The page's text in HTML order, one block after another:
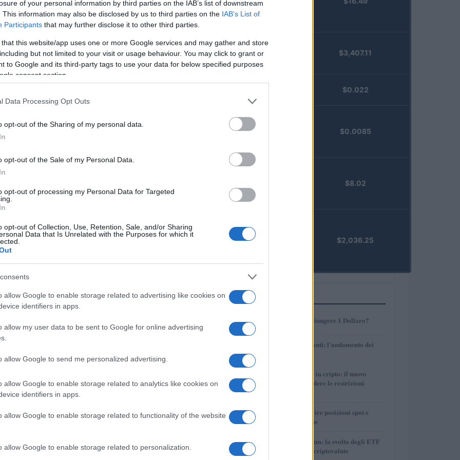
of your personal information by third parties on the IAB’s list of downstream
This information may also be disclosed by us to third parties on the IAB’s List of
Participants that may further disclose it to other third parties.
that this website/app uses one or more Google services and may gather and store
but not limited to your visit or usage behaviour. You may click to grant or
to Google and its third-party tags to use your data for below specified purposes
consent section.
Data Processing Opt Outs
opt-out of the Sharing of my personal data.
opt-out of the Sale of my Personal Data.
opt-out of processing my Personal Data for Targeted
opt-out of Collection, Use, Retention, Sale, and/or Sharing
Data that Is Unrelated with the Purposes for which it
allow Google to enable storage related to advertising like cookies on
identifiers in apps.
allow my user data to be sent to Google for online advertising
allow Google to send me personalized advertising.
allow Google to enable storage related to analytics like cookies on
identifiers in apps.
allow Google to enable storage related to functionality of the website
allow Google to enable storage related to personalization.
nel sistema finanziario tradizionale, aumentando
capacità contributiva.
e come funzionano
digitali di valore o di diritti rese
. La più nota implementazione è la
delle transazioni in blocchi concatenati e
al possessore determinati diritti, e il suo
servire come mezzo di scambio, unità di conto o
dispone di unachiave pubblicavisibile alla rete e di
La validazione dei blocchi, nota come
le operazioni, mentre gli scambi avvengono tramite
Injective
Vested XOR
(VXOR)
$3,407.11
$0.022
$0.0085
$8.02
PRIME)
$2,036.25
PIÙ LETTI
1 AMP: Potrà Raggiungere 1 Dollaro?
Petrolio e carburanti: l’andamento dei
3
Finanza parallela in cripto: il nuovo
strumento per eludere le restrizioni
4
Strategie per coprire posizioni spot e
volatilità con perps
5
Bitcoin vs Ethereum: la svolta degli ETF
nel mercato delle criptovalute